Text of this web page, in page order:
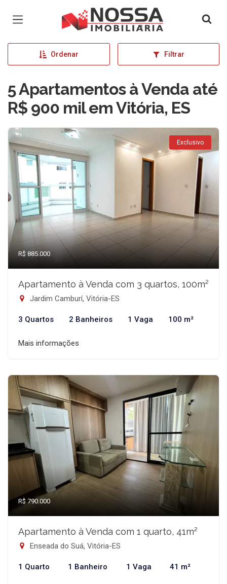
Página inicial
Ordenar Filtrar
5 Apartamentos à Venda até
R$ 900 mil em Vitória, ES
Exclusivo
R$ 885.000
Apartamento à Venda com 3 quartos, 100m²
Jardim Camburí, Vitória-ES
3 Quartos 2 Banheiros 1 Vaga 100 m²
Mais informações
R$ 790.000
Apartamento à Venda com 1 quarto, 41m²
Enseada do Suá, Vitória-ES
1 Quarto 1 Banheiro 1 Vaga 41 m²